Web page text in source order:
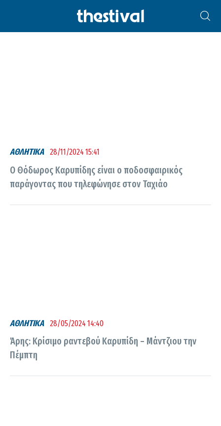
ΘΟΔΩΡΉΣ ΚΑΡΥΠΊΔΗΣ
ΑΘΛΗΤΙΚΑ 28/11/2024 15:41
Ο Θόδωρος Καρυπίδης είναι ο ποδοσφαιρικός
παράγοντας που τηλεφώνησε στον Ταχιάο
ΑΘΛΗΤΙΚΑ 28/05/2024 14:40
Άρης: Κρίσιμο ραντεβού Καρυπίδη – Μάντζιου την
Πέμπτη